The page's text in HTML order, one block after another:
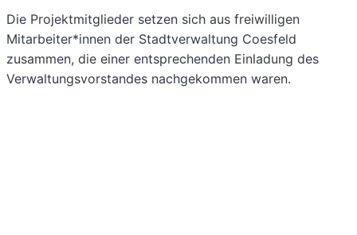
Die Projektmitglieder setzen sich aus freiwilligen
Mitarbeiter*innen der Stadtverwaltung Coesfeld
zusammen, die einer entsprechenden Einladung des
Verwaltungsvorstandes nachgekommen waren.